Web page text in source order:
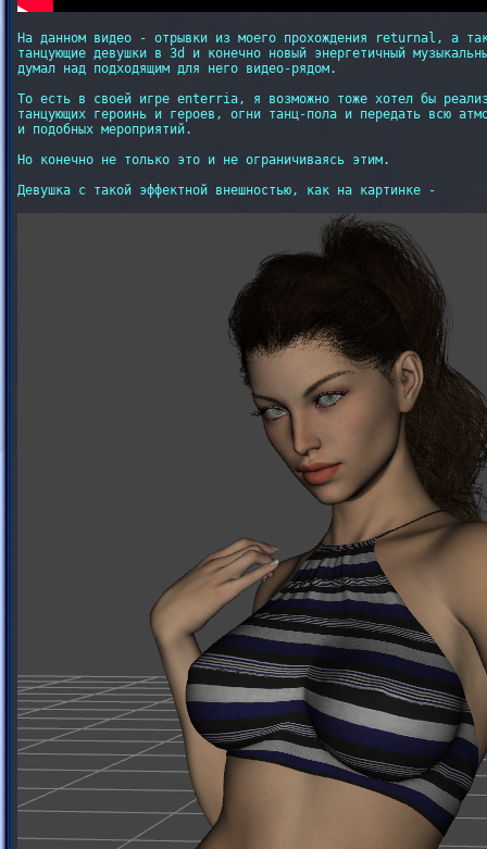
На данном видео - отрывки из моего прохождения returnal, а
танцующие девушки в 3d и конечно новый энергетичный
думал над подходящим для него видео-рядом.
То есть в своей игре enterria, я возможно тоже хотел бы
танцующих героинь и героев, огни танц-пола и передать всю
и подобных мероприятий.
Но конечно не только это и не ограничиваясь этим.
Девушка с такой эффектной внешностью, как на картинке -